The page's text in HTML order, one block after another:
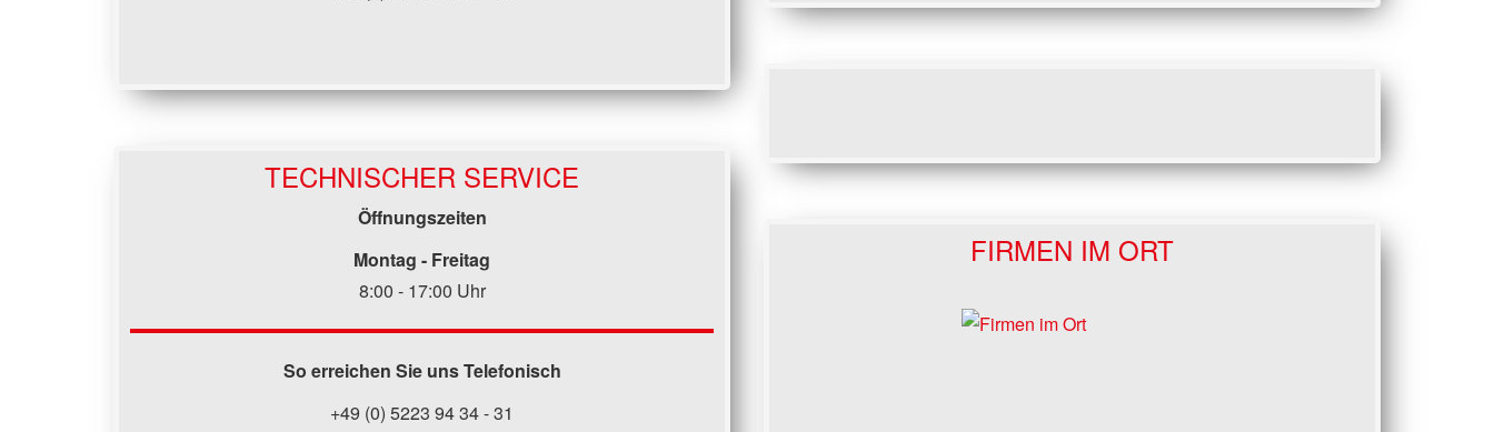
TECHNISCHER SERVICE
Öffnungszeiten
Montag - Freitag
8:00 - 17:00 Uhr
So erreichen Sie uns Telefonisch
+49 (0) 5223 94 34 - 31
FIRMEN IM ORT